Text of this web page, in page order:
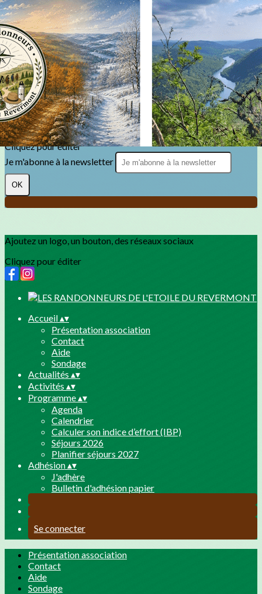
Exporter les lignes sélectionnées
Exporter toutes les colonnes
Exporter uniquement les colonnes affichées
Menu
?>
Images de la page d'accueil
Cliquez pour éditer
Texte, bouton et/ou inscription à la newsletter
Cliquez pour éditer
Je m'abonne à la newsletter
OK
Ajoutez un logo, un bouton, des réseaux sociaux
Cliquez pour éditer
Accueil▴▾
Présentation association
Contact
Aide
Sondage
Actualités ▴▾
Activités ▴▾
Programme▴▾
Agenda
Calendrier
Calculer son indice d’effort (IBP)
Séjours 2026
Planifier séjours 2027
Adhésion▴▾
J'adhère
Bulletin d'adhésion papier
Se connecter
Présentation association
Contact
Aide
Sondage